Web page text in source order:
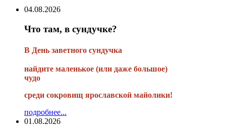
04.08.2026
Что там, в сундучке?
В День заветного сундучка
найдите маленькое (или даже большое)
чудо
среди сокровищ ярославской майолики!
подробнее...
01.08.2026